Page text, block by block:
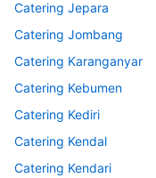
Catering Jepara
Catering Jombang
Catering Karanganyar
Catering Kebumen
Catering Kediri
Catering Kendal
Catering Kendari